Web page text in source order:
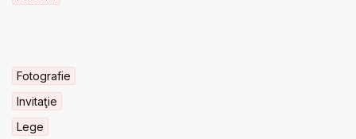
Fotografie
Invitaţie
Lege